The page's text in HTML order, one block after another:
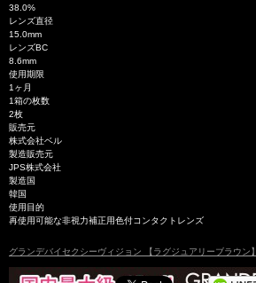
38.0%
レンズ直径
15.0mm
レンズBC
8.6mm
使用期限
1ヶ月
1箱の枚数
2枚
販売元
株式会社ベル
製造販売元
JPS株式会社
製造国
韓国
使用目的
再使用可能な非視力補正用色付コンタクトレンズ
グランデバイセクシーヴィジョン 【ラグジュアリーブラウン】